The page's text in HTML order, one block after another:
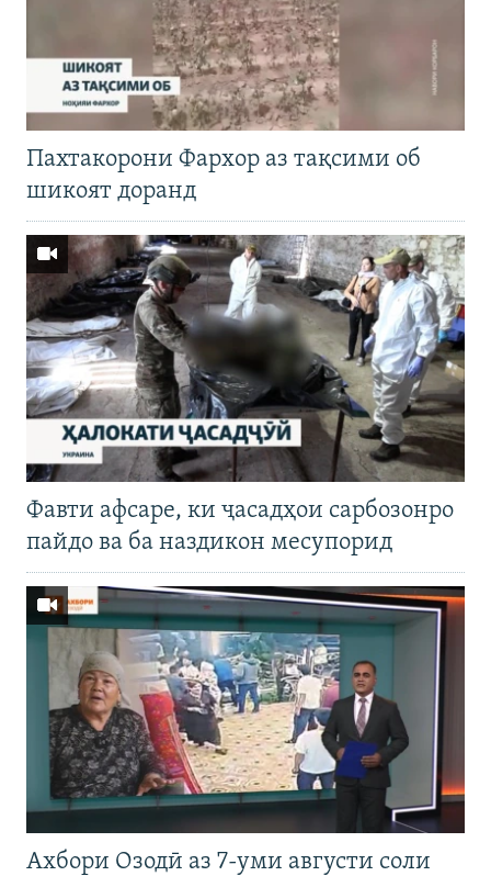
Пахтакорони Фархор аз тақсими об
шикоят доранд
Фавти афсаре, ки ҷасадҳои сарбозонро
пайдо ва ба наздикон месупорид
Ахбори Озодӣ аз 7-уми августи соли